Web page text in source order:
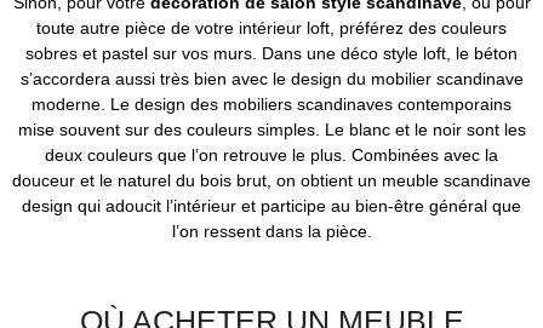
toute autre pièce de votre intérieur loft, préférez des couleurs
sobres et pastel sur vos murs. Dans une déco style loft, le béton
s’accordera aussi très bien avec le design du mobilier scandinave
moderne. Le design des mobiliers scandinaves contemporains
mise souvent sur des couleurs simples. Le blanc et le noir sont les
deux couleurs que l’on retrouve le plus. Combinées avec la
douceur et le naturel du bois brut, on obtient un meuble scandinave
design qui adoucit l’intérieur et participe au bien-être général que
l’on ressent dans la pièce.
OÙ ACHETER UN MEUBLE